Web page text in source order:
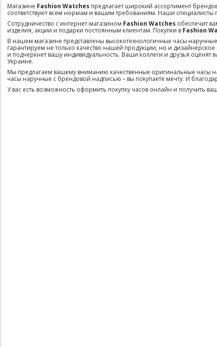
Магазине Fashion Watches предлагает широкий ассортимент
соответствуют всем нормам и вашим требованиям. Наши
Сотрудничество с интернет-магазином Fashion Watches обеспечит
изделия, акции и подарки постоянным клиентам. Покупки в Fashion
В нашем магазине представлены высокотехнологичные часы
гарантируем не только качество нашей продукции, но и
и подчеркнет вашу индивидуальность. Ваши коллеги и друзья
Украине.
Мы предлагаем вашему вниманию качественные оригинальные часы
часы наручные с брендовой надписью – вы покупаете мечту. И
У вас есть возможность оформить покупку часов онлайн и получить